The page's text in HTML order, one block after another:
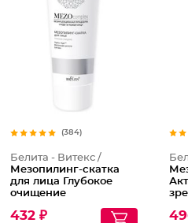
(384)
Белита - Витекс /
Мезопилинг-скатка
для лица Глубокое
очищение
432 ₽